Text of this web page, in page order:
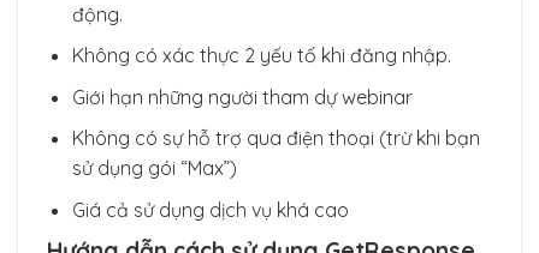
động.
Không có xác thực 2 yếu tố khi đăng nhập.
Giới hạn những người tham dự webinar
Không có sự hỗ trợ qua điện thoại (trừ khi bạn
sử dụng gói “Max”)
Giá cả sử dụng dịch vụ khá cao